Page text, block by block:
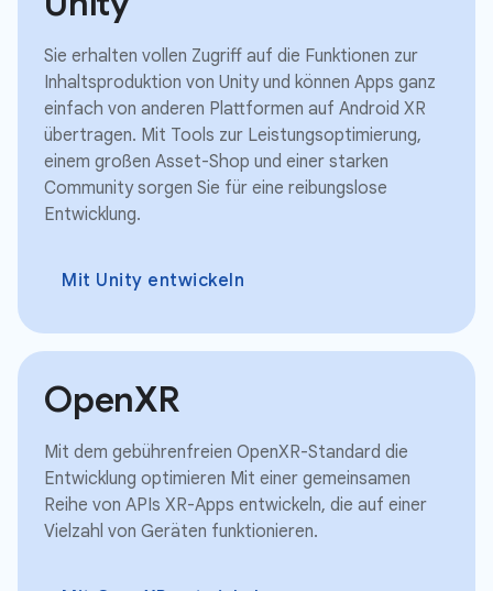
Sie erhalten vollen Zugriff auf die Funktionen zur
Inhaltsproduktion von Unity und können Apps ganz
einfach von anderen Plattformen auf Android XR
übertragen. Mit Tools zur Leistungsoptimierung,
einem großen Asset-Shop und einer starken
Community sorgen Sie für eine reibungslose
Entwicklung.
Mit Unity entwickeln
OpenXR
Mit dem gebührenfreien OpenXR-Standard die
Entwicklung optimieren Mit einer gemeinsamen
Reihe von APIs XR-Apps entwickeln, die auf einer
Vielzahl von Geräten funktionieren.